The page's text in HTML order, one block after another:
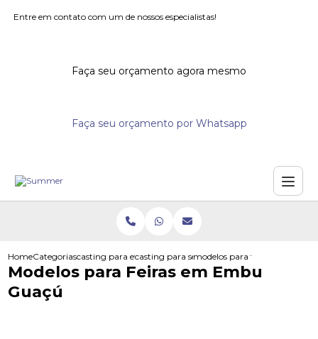
Entre em contato com um de nossos especialistas!
Faça seu orçamento agora mesmo
Faça seu orçamento por Whatsapp
HomeCategoriascasting para eventoscasting para seminariosmodelos para feiras em embu
Modelos para Feiras em Embu
Guaçú